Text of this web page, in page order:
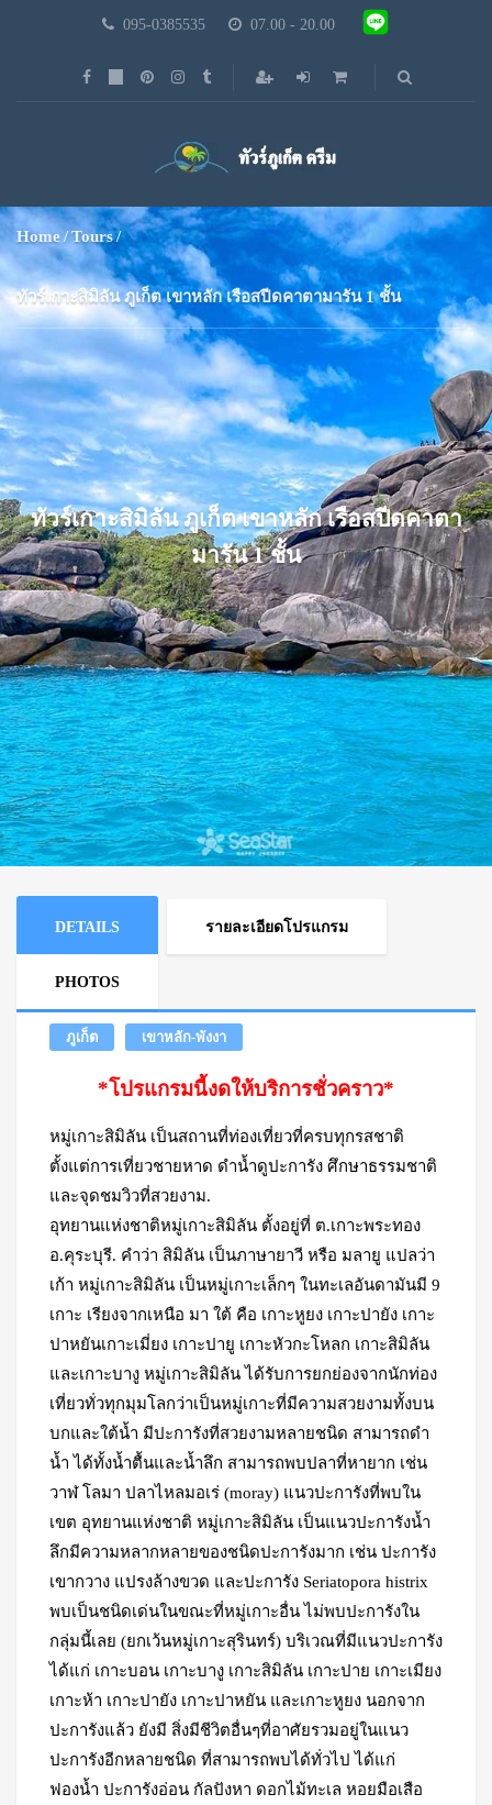
095-0385535 07.00 - 20.00
Home Tours
ทัวร์เกาะสิมิลัน ภูเก็ต เขาหลัก เรือสปีดคาตามารัน 1 ชั้น
ทัวร์เกาะสิมิลัน ภูเก็ต เขาหลัก เรือสปีดคาตา
มารัน 1 ชั้น
DETAILS รายละเอียดโปรแกรม
PHOTOS
ภูเก็ต เขาหลัก-พังงา
*โปรแกรมนี้งดให้บริการชั่วคราว*
หมู่เกาะสิมิลัน เป็นสถานที่ท่องเที่ยวที่ครบทุกรสชาติ
ตั้งแต่การเที่ยวชายหาด ดำน้ำดูปะการัง ศึกษาธรรมชาติ
และจุดชมวิวที่สวยงาม.
อุทยานแห่งชาติหมู่เกาะสิมิลัน ตั้งอยู่ที่ ต.เกาะพระทอง
อ.คุระบุรี. คำว่า สิมิลัน เป็นภาษายาวี หรือ มลายู แปลว่า
เก้า หมู่เกาะสิมิลัน เป็นหมู่เกาะเล็กๆ ในทะเลอันดามันมี 9
เกาะ เรียงจากเหนือ มา ใต้ คือ เกาะหูยง เกาะปายัง เกาะ
ปาหยันเกาะเมี่ยง เกาะปายู เกาะหัวกะโหลก เกาะสิมิลัน
และเกาะบางู หมู่เกาะสิมิลัน ได้รับการยกย่องจากนักท่อง
เที่ยวทั่วทุกมุมโลกว่าเป็นหมู่เกาะที่มีความสวยงามทั้งบน
บกและใต้น้ำ มีปะการังที่สวยงามหลายชนิด สามารถดำ
น้ำ ได้ทั้งน้ำตื้นและน้ำลึก สามารถพบปลาที่หายาก เช่น
วาฬ โลมา ปลาไหลมอเร่ (moray) แนวปะการังที่พบใน
เขต อุทยานแห่งชาติ หมู่เกาะสิมิลัน เป็นแนวปะการังน้ำ
ลึกมีความหลากหลายของชนิดปะการังมาก เช่น ปะการัง
เขากวาง แปรงล้างขวด และปะการัง Seriatopora histrix
พบเป็นชนิดเด่นในขณะที่หมู่เกาะอื่น ไม่พบปะการังใน
กลุ่มนี้เลย (ยกเว้นหมู่เกาะสุรินทร์) บริเวณที่มีแนวปะการัง
ได้แก่ เกาะบอน เกาะบางู เกาะสิมิลัน เกาะปาย เกาะเมียง
เกาะห้า เกาะปายัง เกาะปาหยัน และเกาะหูยง นอกจาก
ปะการังแล้ว ยังมี สิ่งมีชีวิตอื่นๆที่อาศัยรวมอยู่ในแนว
ปะการังอีกหลายชนิด ที่สามารถพบได้ทั่วไป ได้แก่
ฟองน้ำ ปะการังอ่อน กัลปังหา ดอกไม้ทะเล หอยมือเสือ